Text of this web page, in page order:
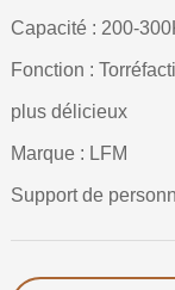
Capacité : 200-
Fonction :
plus délicieux
Marque : LFM
Support de